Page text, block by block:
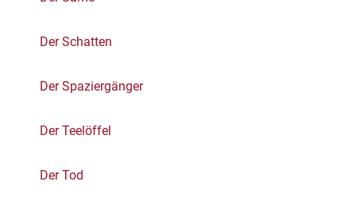
Der Schatten
Der Spaziergänger
Der Teelöffel
Der Tod